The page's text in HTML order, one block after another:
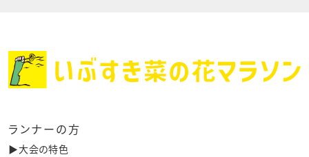
ランナーの方
▶︎大会の特色